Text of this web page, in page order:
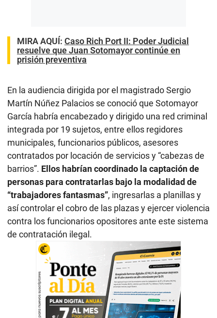
MIRA AQUÍ: Caso Rich Port II: Poder Judicial
resuelve que Juan Sotomayor continúe en
prisión preventiva
En la audiencia dirigida por el magistrado Sergio
Martín Núñez Palacios se conoció que Sotomayor
García habría encabezado y dirigido una red criminal
integrada por 19 sujetos, entre ellos regidores
municipales, funcionarios públicos, asesores
contratados por locación de servicios y “cabezas de
barrios”. Ellos habrían coordinado la captación de
personas para contratarlas bajo la modalidad de
“trabajadores fantasmas”, ingresarlas a planillas y
así controlar el cobro de las plazas y ejercer violencia
contra los funcionarios opositores ante este sistema
de contratación ilegal.